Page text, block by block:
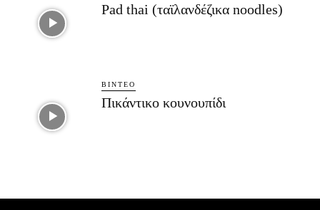
Pad thai (ταϊλανδέζικα noodles)
ΒΊΝΤΕΟ
Πικάντικο κουνουπίδι